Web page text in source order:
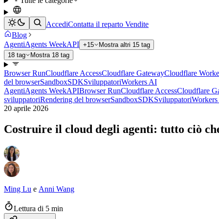
AccediContatta il reparto Vendite
Blog
AgentiAgents WeekAPI +15
Mostra altri 15 tag
18 tag
Mostra 18 tag
Browser RunCloudflare AccessCloudflare GatewayCloudflare
del browserSandboxSDKSviluppatoriWorkers AI
AgentiAgents WeekAPIBrowser RunCloudflare AccessCloudflare
sviluppatoriRendering del browserSandboxSDKSviluppatori
20 aprile 2026
Costruire il cloud degli agenti: tutto ciò
Ming Lu e Anni Wang
Lettura di 5 min